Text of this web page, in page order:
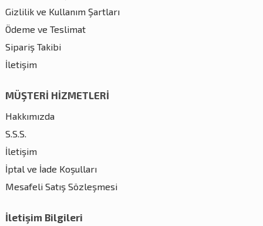
Gizlilik ve Kullanım Şartları
Ödeme ve Teslimat
Sipariş Takibi
İletişim
MÜŞTERİ HİZMETLERİ
Hakkımızda
S.S.S.
İletişim
İptal ve İade Koşulları
Mesafeli Satış Sözleşmesi
İletişim Bilgileri